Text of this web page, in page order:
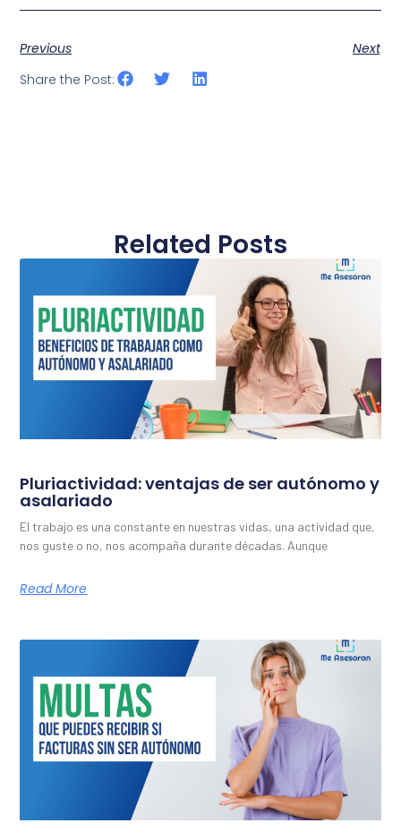
Previous
Next
Share the Post:
Related Posts
Pluriactividad: ventajas de ser autónomo y
asalariado
El trabajo es una constante en nuestras vidas, una actividad que,
nos guste o no, nos acompaña durante décadas. Aunque
Read More